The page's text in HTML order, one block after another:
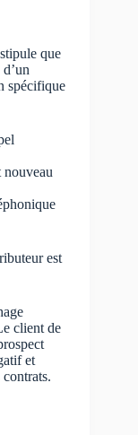
que
spécifique
nouveau
est
client de
et